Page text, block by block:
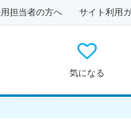
担当者の方へ サイト利用
気になる